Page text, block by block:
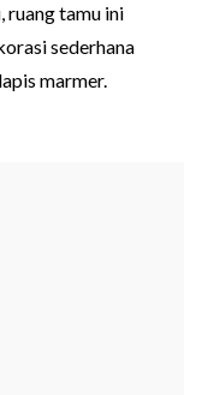
ruang tamu ini
sederhana
marmer.